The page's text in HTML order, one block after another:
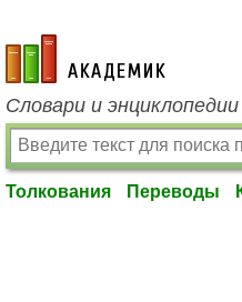
academic.ru
Словари и
Толкования Переводы